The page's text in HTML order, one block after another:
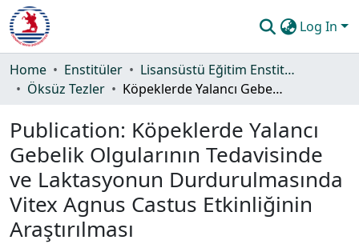
Log In
Communities & Collections
Statistics
Guide
Home Enstitüler
Lisansüstü Eğitim Enstitüsü
Öksüz Tezler
Köpeklerde Yalancı Gebelik Olgularının Tedavisinde ve Laktasyonun Durdurulmasında Vitex Agnus Castus Etkinliğinin Araştırılması
Publication: Köpeklerde Yalancı
Gebelik Olgularının Tedavisinde
ve Laktasyonun Durdurulmasında
Vitex Agnus Castus Etkinliğinin
Araştırılması